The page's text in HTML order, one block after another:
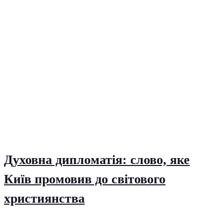
Духовна дипломатія: слово, яке
Київ промовив до світового
християнства